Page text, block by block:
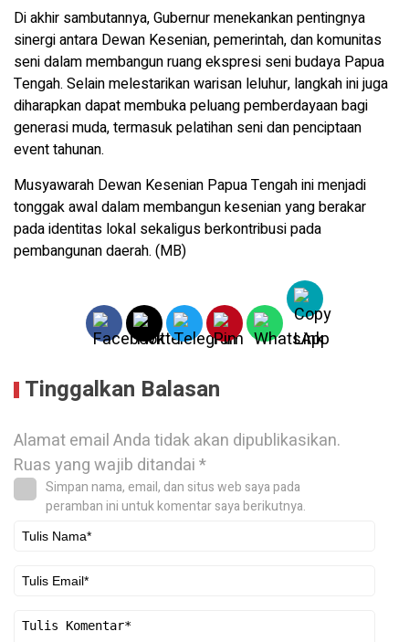
Di akhir sambutannya, Gubernur menekankan pentingnya
sinergi antara Dewan Kesenian, pemerintah, dan komunitas
seni dalam membangun ruang ekspresi seni budaya Papua
Tengah. Selain melestarikan warisan leluhur, langkah ini juga
diharapkan dapat membuka peluang pemberdayaan bagi
generasi muda, termasuk pelatihan seni dan penciptaan
event tahunan.
Musyawarah Dewan Kesenian Papua Tengah ini menjadi
tonggak awal dalam membangun kesenian yang berakar
pada identitas lokal sekaligus berkontribusi pada
pembangunan daerah. (MB)
Tinggalkan Balasan
Alamat email Anda tidak akan dipublikasikan.
Ruas yang wajib ditandai*
Simpan nama, email, dan situs web saya pada
peramban ini untuk komentar saya berikutnya.